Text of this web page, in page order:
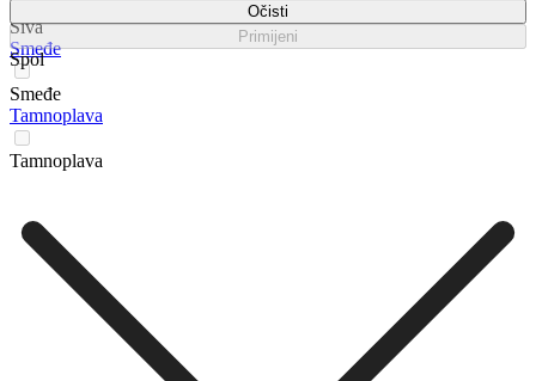
Siva
Smeđe
Smeđe
Tamnoplava
Tamnoplava
Očisti
Primijeni
Spol